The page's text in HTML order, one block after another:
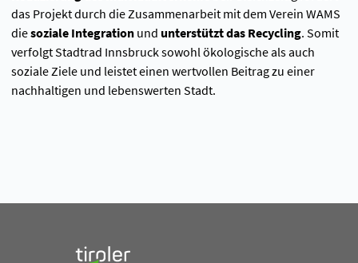
das Projekt durch die Zusammenarbeit mit dem Verein WAMS
diesoziale Integrationund unterstützt das Recycling. Somit
verfolgt Stadtrad Innsbruck sowohl ökologische als auch
soziale Ziele und leistet einen wertvollen Beitrag zu einer
nachhaltigen und lebenswerten Stadt.